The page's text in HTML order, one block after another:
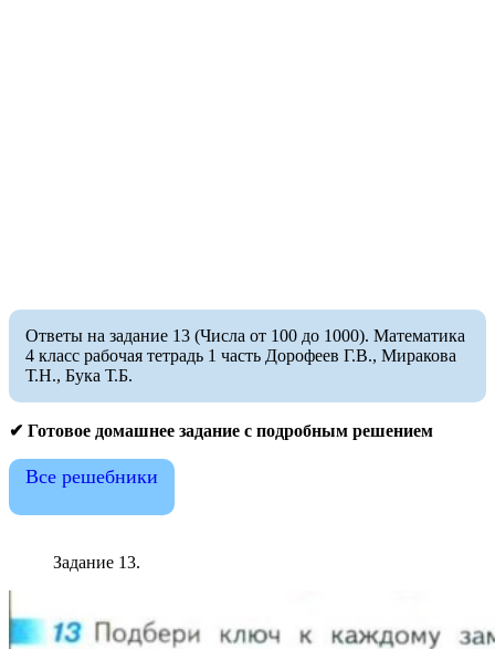
Ответы на задание 13 (Числа от 100 до 1000). Математика
4 класс рабочая тетрадь 1 часть Дорофеев Г.В., Миракова
Т.Н., Бука Т.Б.
✔ Готовое домашнее задание с подробным решением
Все решебники
Задание 13.